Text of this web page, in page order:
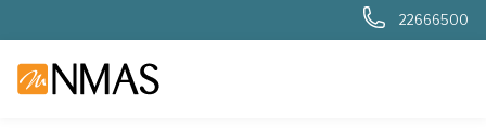
22666500